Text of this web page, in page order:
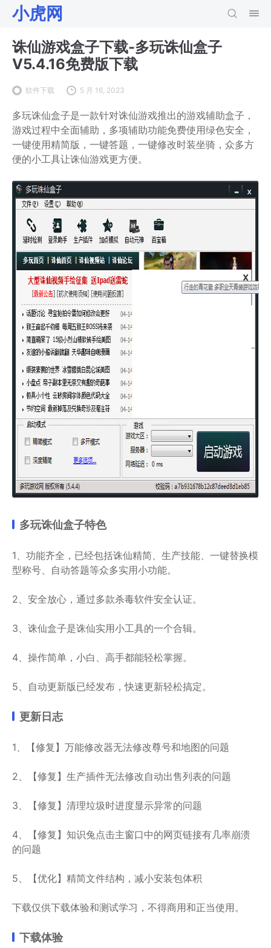
小虎网
诛仙游戏盒子下载-多玩诛仙盒子
V5.4.16免费版下载
软件下载 5 月 16, 2023
多玩诛仙盒子是一款针对诛仙游戏推出的游戏辅助盒子，
游戏过程中全面辅助，多项辅助功能免费使用绿色安全，
一键使用精简版，一键答题，一键修改时装坐骑，众多方
便的小工具让诛仙游戏更方便。
多玩诛仙盒子特色
1、功能齐全，已经包括诛仙精简、生产技能、一键替换模
型称号、自动答题等众多实用小功能。
2、安全放心，通过多款杀毒软件安全认证。
3、诛仙盒子是诛仙实用小工具的一个合辑。
4、操作简单，小白、高手都能轻松掌握。
5、自动更新版已经发布，快速更新轻松搞定。
更新日志
1、【修复】万能修改器无法修改尊号和地图的问题
2、【修复】生产插件无法修改自动出售列表的问题
3、【修复】清理垃圾时进度显示异常的问题
4、【修复】知识兔点击主窗口中的网页链接有几率崩溃
的问题
5、【优化】精简文件结构，减小安装包体积
下载仅供下载体验和测试学习，不得商用和正当使用。
下载体验